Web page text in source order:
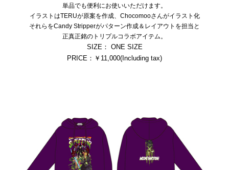
単品でも便利にお使いいただけます。
イラストはTERUが原案を作成、Chocomooさんがイラスト化
それらをCandy Stripperがパターン作成＆レイアウトを担当と
正真正銘のトリプルコラボアイテム。
SIZE： ONE SIZE
PRICE：￥11,000(Including tax)